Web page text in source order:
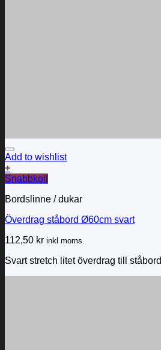
Add to wishlist
+
Snabbkoll
Bordslinne / dukar
Överdrag ståbord Ø60cm svart
112,50 kr inkl moms.
Svart stretch litet överdrag till ståbord